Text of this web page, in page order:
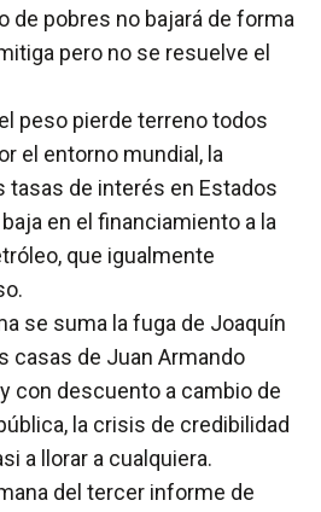
de pobres no bajará de forma
pero no se resuelve el
peso pierde terreno todos
el entorno mundial, la
tasas de interés en Estados
en el financiamiento a la
que igualmente
se suma la fuga de Joaquín
casas de Juan Armando
con descuento a cambio de
la crisis de credibilidad
a llorar a cualquiera.
del tercer informe de